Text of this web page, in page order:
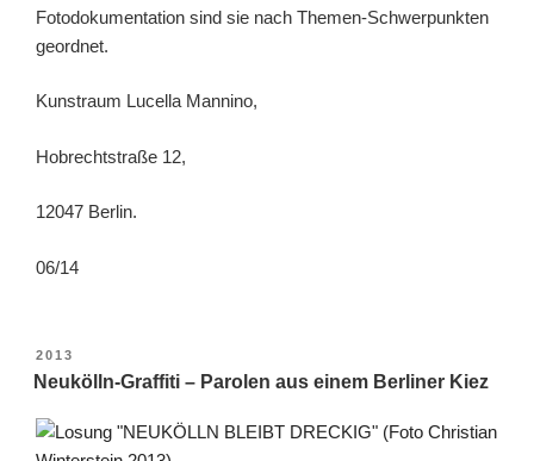
Fotodokumentation sind sie nach Themen-Schwerpunkten
geordnet.
Kunstraum Lucella Mannino,
Hobrechtstraße 12,
12047 Berlin.
06/14
VERÖFFENTLICHT
AM
2013
Neukölln-Graffiti – Parolen aus einem Berliner Kiez